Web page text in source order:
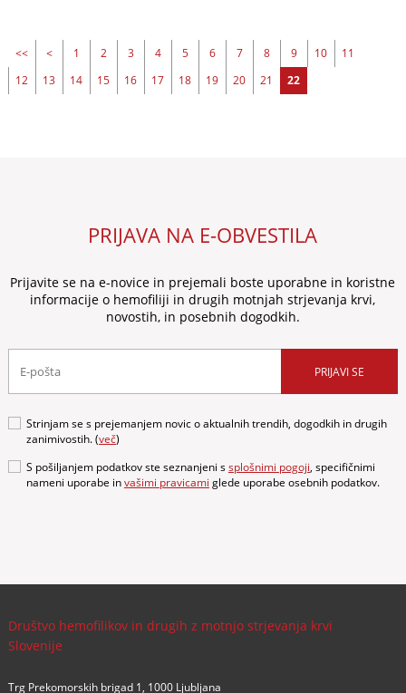
<< < 1 2 3 4 5 6 7 8 9 10
11
12
13 14 15 16 17 18 19 20 21 22
PRIJAVA NA E-OBVESTILA
Prijavite se na e-novice in prejemali boste uporabne in koristne
informacije o hemofiliji in drugih motnjah strjevanja krvi,
novostih, in posebnih dogodkih.
PRIJAVI SE
Strinjam se s prejemanjem novic o aktualnih trendih, dogodkih in drugih
zanimivostih. (več)
S pošiljanjem podatkov ste seznanjeni ssplošnimi pogoji, specifičnimi
nameni uporabe invašimi pravicami glede uporabe osebnih podatkov.
Društvo hemofilikov in drugih z motnjo strjevanja krvi
Slovenije
Trg Prekomorskih brigad 1, 1000 Ljubljana